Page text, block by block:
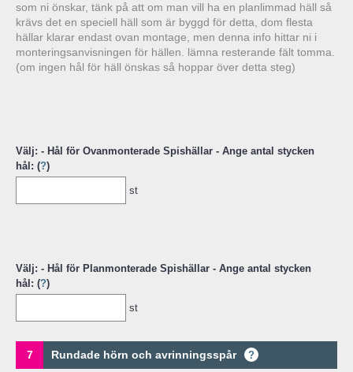
som ni önskar, tänk på att om man vill ha en planlimmad häll så
krävs det en speciell häll som är byggd för detta, dom flesta
hällar klarar endast ovan montage, men denna info hittar ni i
monteringsanvisningen för hällen. lämna resterande fält tomma.
(om ingen hål för häll önskas så hoppar över detta steg)
Välj: - Hål för Ovanmonterade Spishällar - Ange antal stycken
hål: (?)
st
Välj: - Hål för Planmonterade Spishällar - Ange antal stycken
hål: (?)
st
7 Rundade hörn och avrinningsspår ?